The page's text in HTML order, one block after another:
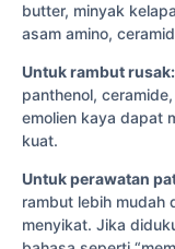
butter, minyak
asam amino,
Untuk rambut rusak:
panthenol,
emolien kaya dapat
kuat.
Untuk perawatan
rambut lebih mudah
menyikat. Jika